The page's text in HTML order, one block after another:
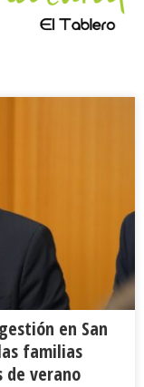
en San
familias
de verano